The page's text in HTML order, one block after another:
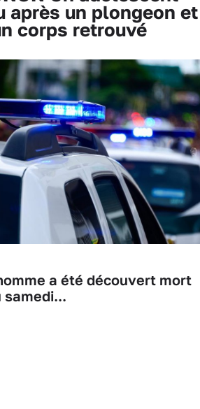
après un plongeon et
corps retrouvé
a été découvert mort
samedi...